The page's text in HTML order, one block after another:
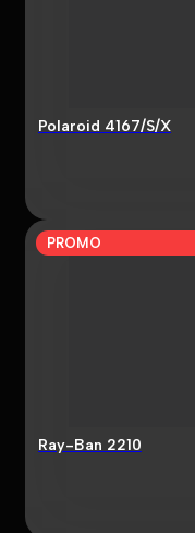
Polaroid 4167/S/X
PROMO
Ray-Ban 2210